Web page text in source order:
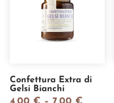
Confettura Extra di
Gelsi Bianchi